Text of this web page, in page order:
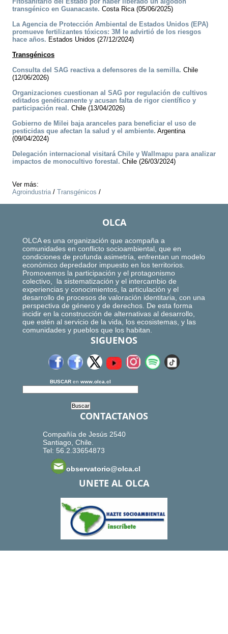
transgénico en Guanacaste. Costa Rica (05/06/2025)
La Agencia de Protección Ambiental de Estados Unidos (EPA)
promueve fertilizantes tóxicos: 3M le advirtió de los riesgos
hace años. Estados Unidos (27/12/2024)
Transgénicos
Consulta del SAG reactiva a defensores de la semilla. Chile
(12/06/2026)
Organizaciones cuestionan al SAG por regulación de cultivos
editados genéticamente y acusan falta de rigor científico y
participación real. Chile (13/04/2026)
Gobierno de Milei baja aranceles para beneficiar el uso de
pesticidas que afectan la salud y el ambiente. Argentina
(09/04/2024)
Delegación internacional visitará Chile y Wallmapu para analizar
impactos de monocultivo forestal. Chile (26/03/2024)
Ver más:
Agroindustria/ Transgénicos /
OLCA
OLCA es una organización que acompaña a
comunidades en conflicto socioambiental, que en
condiciones de profunda asimetría, enfrentan un modelo
económico depredador impuesto en los territorios.
Promovemos la participación y el protagonismo
colectivo, la sistematización y el intercambio de
experiencias y conocimientos, la articulación y el
desarrollo de procesos de valoración identitaria, con una
perspectiva de género y de derechos. De esta forma
incidir en la construcción de alternativas al desarrollo,
que estén al servicio de la vida, los ecosistemas, y las
comunidades y pueblos que los habitan.
SIGUENOS
BUSCAR en www.olca.cl
CONTACTANOS
Compañía de Jesús 2540
Santiago, Chile.
Tel: 56.2.33654873
observatorio@olca.cl
UNETE AL OLCA